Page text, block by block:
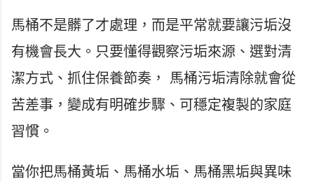
馬桶不是髒了才處理，而是平常就要讓污垢沒
有機會長大。只要懂得觀察污垢來源、選對清
潔方式、抓住保養節奏， 馬桶污垢清除就會從
苦差事，變成有明確步驟、可穩定複製的家庭
習慣。
當你把馬桶黃垢、馬桶水垢、馬桶黑垢與異味